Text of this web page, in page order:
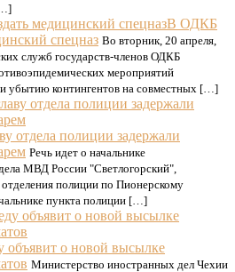
В ОДКБ
спецназ Во вторник, 20 апреля,
служб государств-членов ОДКБ
мероприятий
убытию контингентов на совместных […]
отдела полиции задержали
Речь идет о начальнике
МВД России "Светлогорский",
отделения полиции по Пионерскому
пункта полиции […]
о новой высылке
Министерство иностранных дел Чехии